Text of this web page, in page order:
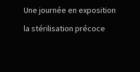
Une journée en exposition
la stérilisation précoce